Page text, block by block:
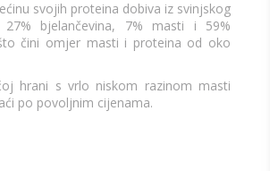
svojih proteina dobiva iz svinjskog
27% bjelančevina, 7% masti i 59%
čini omjer masti i proteina od oko
hrani s vrlo niskom razinom masti
po povoljnim cijenama.